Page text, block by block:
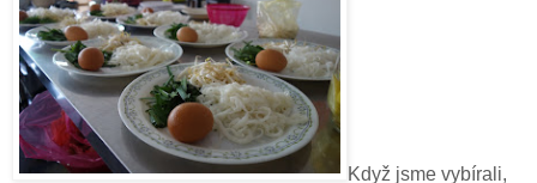
Když jsme vybírali,